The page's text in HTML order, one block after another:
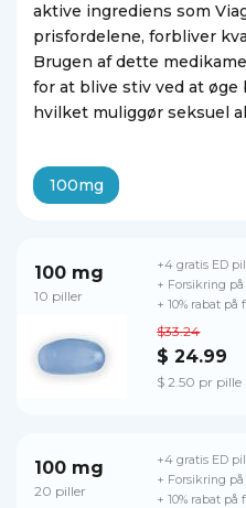
aktive ingrediens som
prisfordelene, forbliver
Brugen af dette
for at blive stiv ved at
hvilket muliggør seksuel
100mg
100 mg
10 piller
$33.24
$ 24.99
$ 2.50 pr pille
+4 gratis ED
+ Forsikring
+ 10% rabat
100 mg
20 piller
+4 gratis ED
+ Forsikring
+ 10% rabat